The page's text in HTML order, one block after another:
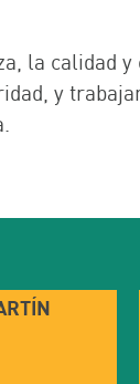
la calidad
y